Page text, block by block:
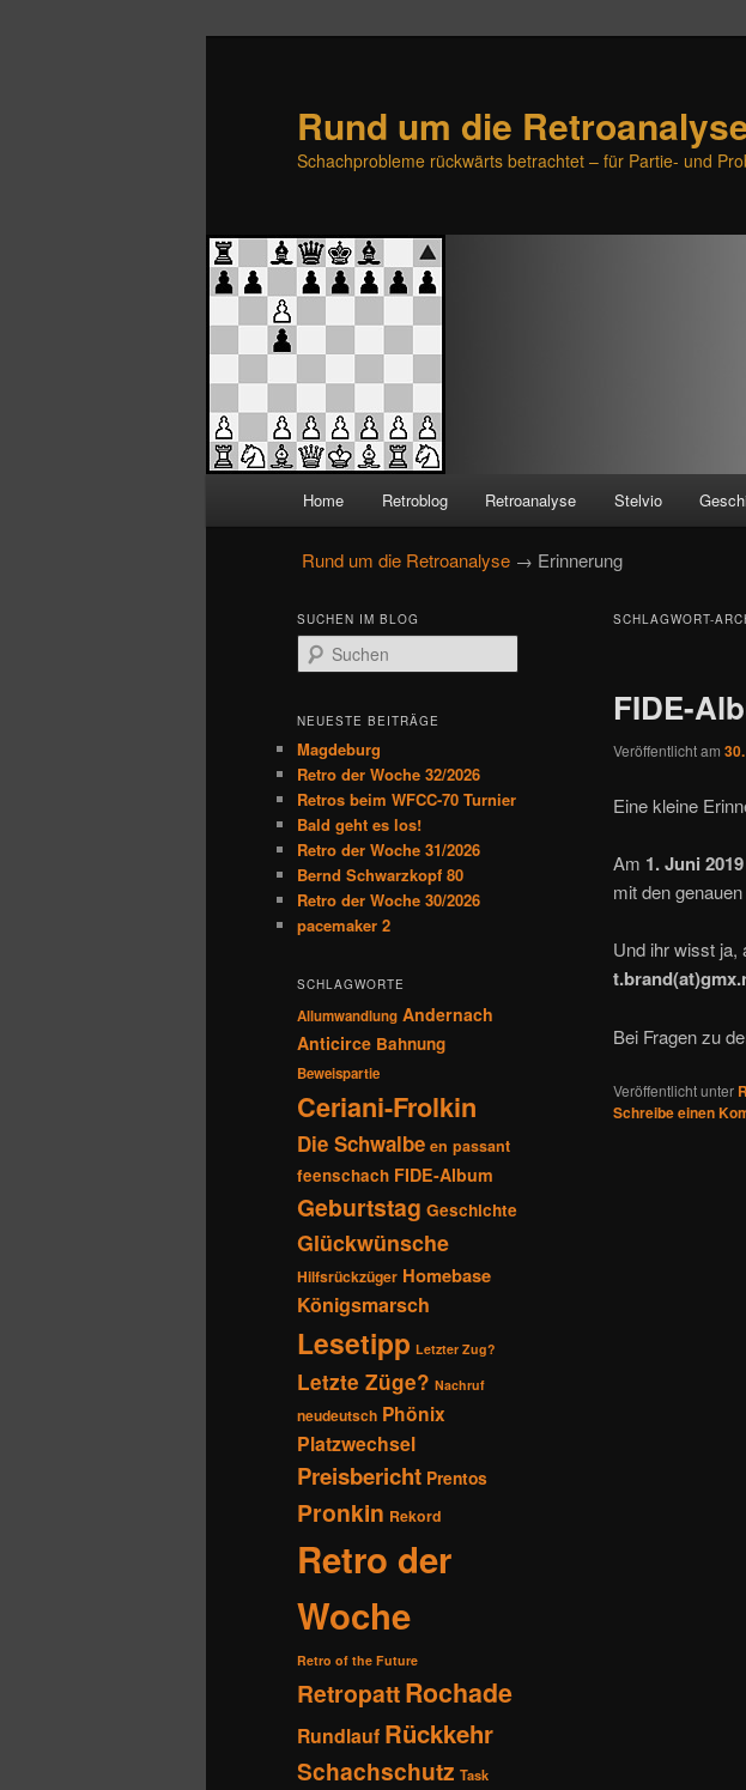
Rund um die
Schachprobleme rückwärts betrachtet – für Partie- und
Zum
primären
Inhalt
springen
Zum
sekundären
Inhalt
springen
Home Retroblog Retroanalyse Stelvio
Rund um die Retroanalyse → Erinnerung
SCHLAGWORT-
FIDE-
Veröffentlicht am
Eine kleine
Am 1. Juni
mit den
Und ihr wisst ja,
Bei Fragen zu
Veröffentlicht unter
Schreibe einen
SUCHEN IM BLOG
u
h
n
NEUESTE BEITRÄGE
Magdeburg
Retro der Woche 32/2026
Retros beim WFCC-70 Turnier
Bald geht es los!
Retro der Woche 31/2026
Bernd Schwarzkopf 80
Retro der Woche 30/2026
pacemaker 2
SCHLAGWORTE
Allumwandlung Andernach
Anticirce Bahnung
Beweispartie
Ceriani-Frolkin
Die Schwalbe en passant
feenschach FIDE-Album
Geburtstag Geschichte
Glückwünsche
Hilfsrückzüger Homebase
Königsmarsch
Lesetipp Letzter Zug?
Letzte Züge? Nachruf
neudeutsch Phönix
Platzwechsel
Preisbericht Prentos
Pronkin Rekord
Retro der
Woche
Retro of the Future
RetropattRochade
Rundlauf Rückkehr
Schachschutz Task